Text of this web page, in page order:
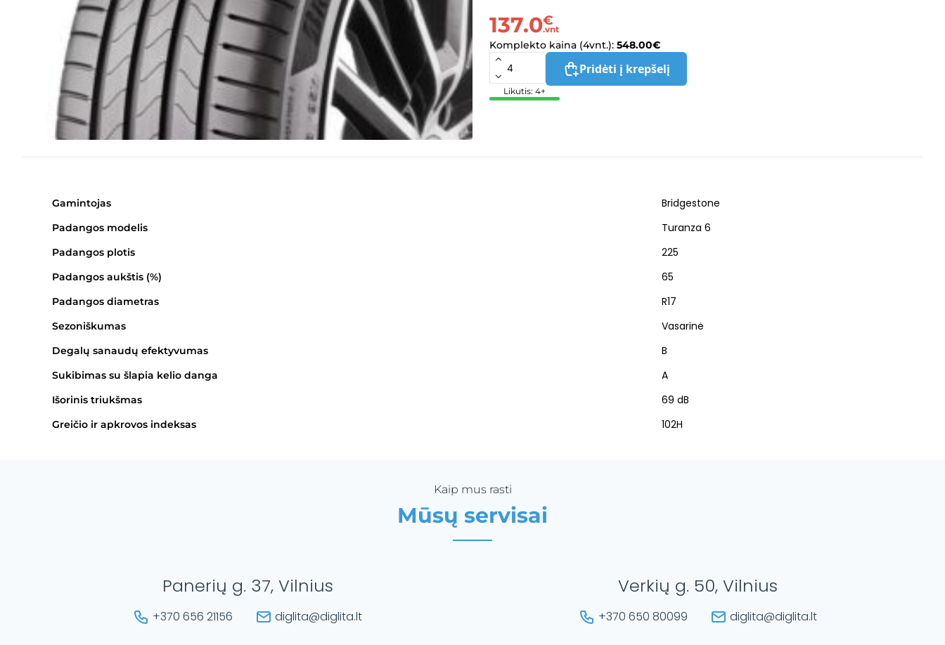
137.0€
.vnt
Komplekto kaina (4vnt.): 548.00€
Pridėti į krepšelį
Likutis: 4+
Gamintojas Bridgestone
Padangos modelis Turanza 6
Padangos plotis 225
Padangos aukštis (%) 65
Padangos diametras R17
Sezoniškumas Vasarinė
Degalų sanaudų efektyvumas B
Sukibimas su šlapia kelio danga A
Išorinis triukšmas 69 dB
Greičio ir apkrovos indeksas 102H
Kaip mus rasti
Mūsų servisai
Panerių g. 37, Vilnius
+370 656 21156 diglita@diglita.lt
Verkių g. 50, Vilnius
+370 650 80099 diglita@diglita.lt